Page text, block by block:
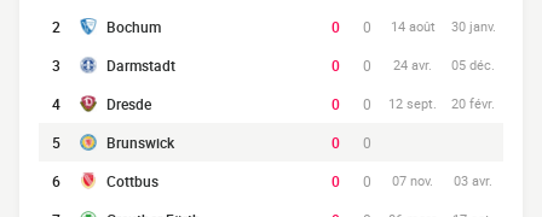
2 Bochum 0 0 14 août 30 janv.
3 Darmstadt 0 0 24 avr. 05 déc.
4 Dresde 0 0 12 sept. 20 févr.
5 Brunswick 0
0
6
Cottbus 0 0 07 nov. 03 avr.